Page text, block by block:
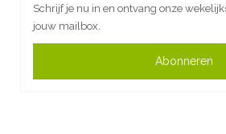
Schrijf je nu in en ontvang onze
jouw mailbox.
Abonneren